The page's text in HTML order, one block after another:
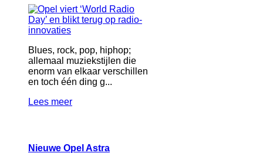
Blues, rock, pop, hiphop;
allemaal muziekstijlen die
enorm van elkaar verschillen
en toch één ding g...
Lees meer
Nieuwe Opel Astra